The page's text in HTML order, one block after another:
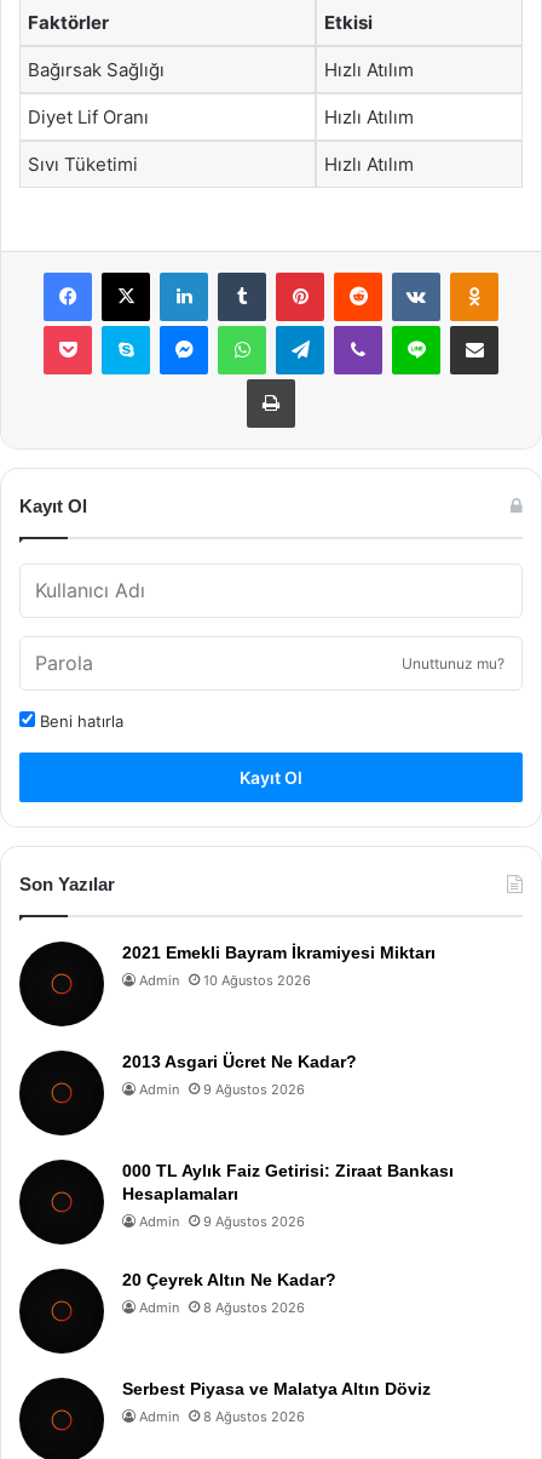
Faktörler Etkisi
Bağırsak Sağlığı Hızlı Atılım
Diyet Lif Oranı Hızlı Atılım
Sıvı Tüketimi Hızlı Atılım
Facebook
X LinkedInTumblr PinterestReddit VKontakte
Pocket Skype MessengerWhatsAppTelegramViber Line E-Posta ile
Yazdır
Kayıt Ol
Unuttunuz mu?
Beni hatırla
Kayıt Ol
Son Yazılar
2021 Emekli Bayram İkramiyesi Miktarı
Admin 10 Ağustos 2026
2013 Asgari Ücret Ne Kadar?
Admin 9 Ağustos 2026
000 TL Aylık Faiz Getirisi: Ziraat Bankası
Hesaplamaları
Admin 9 Ağustos 2026
20 Çeyrek Altın Ne Kadar?
Admin 8 Ağustos 2026
Serbest Piyasa ve Malatya Altın Döviz
Admin 8 Ağustos 2026